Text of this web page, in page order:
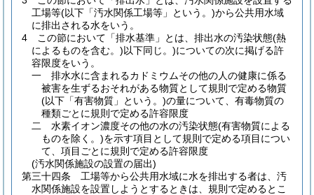
工場等(以下「汚水関係工場等」という。)から公共用水域
に排出される水をいう。
4
この節において「排水基準」とは、排出水の汚染状態(熱
によるものを含む。)以下同じ。 )についての次に掲げる許
容限度をいう。
一
排水水に含まれるカドミウムその他の人の健康に係る
被害を生ずるおそれがある物質として規則で定める物質
(以下「有害物質」という。)の量について、有毒物質の
種類ごとに規則で定める許容限度
二
水素イオン濃度その他の水の汚染状態(有害物質による
ものを除く。)を示す項目として規則で定める項目につい
て、項目ごとに規則で定める許容限度
(汚水関係施設の設置の届出)
第三十四条
工場等から公共用水域に水を排出する者は、汚
水関係施設を設置しようとするときは、規則で定めるとこ